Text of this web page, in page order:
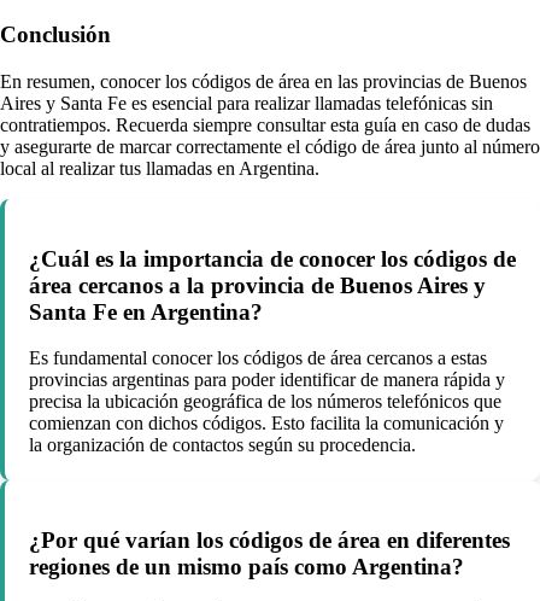
Conclusión
En resumen, conocer los códigos de área en las provincias de Buenos
Aires y Santa Fe es esencial para realizar llamadas telefónicas sin
contratiempos. Recuerda siempre consultar esta guía en caso de dudas
y asegurarte de marcar correctamente el código de área junto al número
local al realizar tus llamadas en Argentina.
¿Cuál es la importancia de conocer los códigos de
área cercanos a la provincia de Buenos Aires y
Santa Fe en Argentina?
Es fundamental conocer los códigos de área cercanos a estas
provincias argentinas para poder identificar de manera rápida y
precisa la ubicación geográfica de los números telefónicos que
comienzan con dichos códigos. Esto facilita la comunicación y
la organización de contactos según su procedencia.
¿Por qué varían los códigos de área en diferentes
regiones de un mismo país como Argentina?